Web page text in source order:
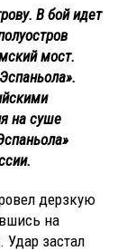
В бой идет
мост.
на суше
дерзкую
на
Удар застал